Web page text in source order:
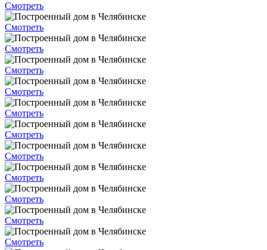
Смотреть
Смотреть
Смотреть
Смотреть
Смотреть
Смотреть
Смотреть
Смотреть
Смотреть
Смотреть
Смотреть
Смотреть